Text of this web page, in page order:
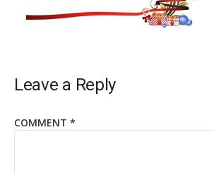
Leave a Reply
COMMENT *